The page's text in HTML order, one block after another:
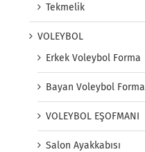
Tekmelik
VOLEYBOL
Erkek Voleybol Forma
Bayan Voleybol Forma
VOLEYBOL EŞOFMANI
Salon Ayakkabısı